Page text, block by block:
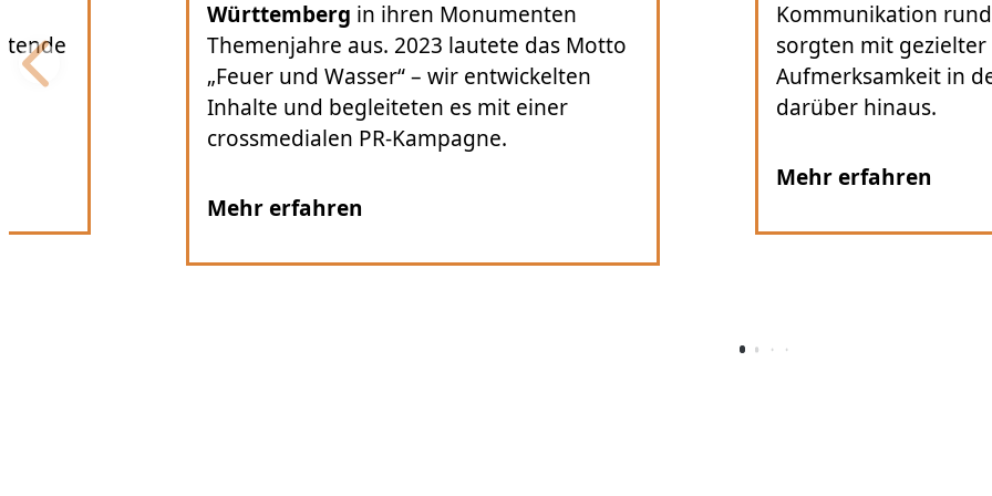
das Motto
Kommunikation rund um den Start und
sorgten mit gezielter PR für erhöhte
Aufmerksamkeit in der Region und
darüber hinaus.
Gärten in
vonAirbnb,
gezielter
Mehr erfahren